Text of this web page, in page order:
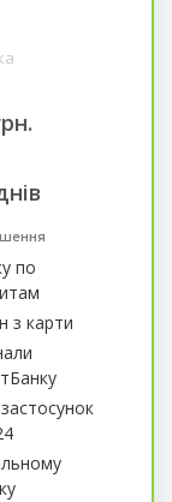
по
з карти